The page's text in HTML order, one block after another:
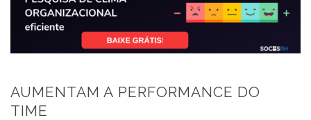
AUMENTAM A PERFORMANCE DO
TIME